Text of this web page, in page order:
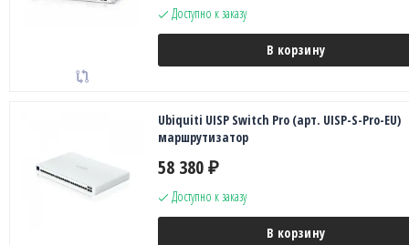
Доступно к заказу
В корзину
Ubiquiti UISP Switch Pro (арт. UISP-S-Pro-EU)
маршрутизатор
58 380 ₽
Доступно к заказу
В корзину